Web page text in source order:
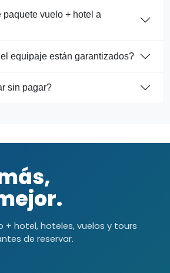
vuelo + hotel a
equipaje están garantizados?
sin pagar?
+ hotel, hoteles, vuelos y tours
de reservar.